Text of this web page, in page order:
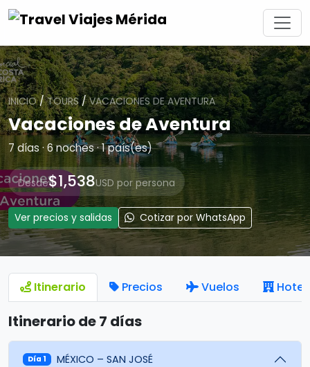
INICIO/TOURS/VACACIONES DE AVENTURA
Vacaciones de Aventura
7 días · 6 noches · 1 país(es)
Desde$1,538USD por persona
Ver precios y salidas Cotizar por WhatsApp
Itinerario Precios Vuelos
Itinerario de 7 días
Día 1 MÉXICO – SAN JOSÉ